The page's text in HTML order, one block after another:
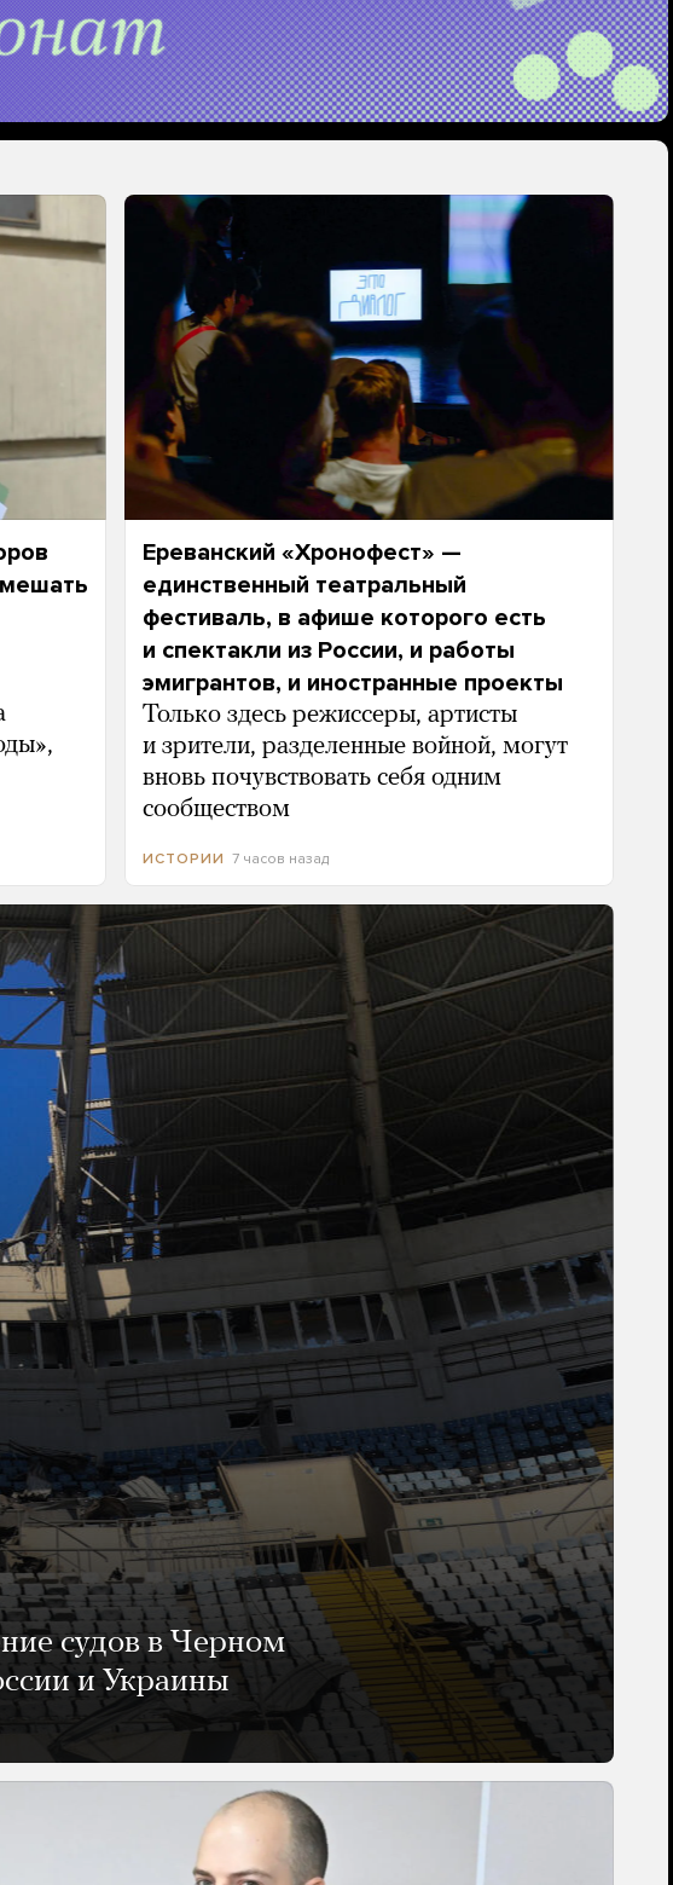
Ереванский «Хронофест» —
единственный театральный
фестиваль, в афише которого есть
и спектакли из России, и работы
эмигрантов, и иностранные проекты
Только здесь режиссеры, артисты
и зрители, разделенные войной, могут
вновь почувствовать себя одним
сообществом
ИСТОРИИ 7 часов назад
судов в Черном
и Украины